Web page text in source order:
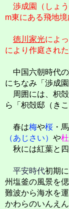
渉成園（しょ
m東にある飛地
徳川家光によ
により作庭された
中国六朝時代の
にちなみ「渉成
周囲には、枳
ら「枳殻邸（き
春は梅や桜 ・
（あじさい） や
秋には紅葉と四
平安時代初期に
州塩釜の風景を偲
難波から海水を
かわらのいんえ